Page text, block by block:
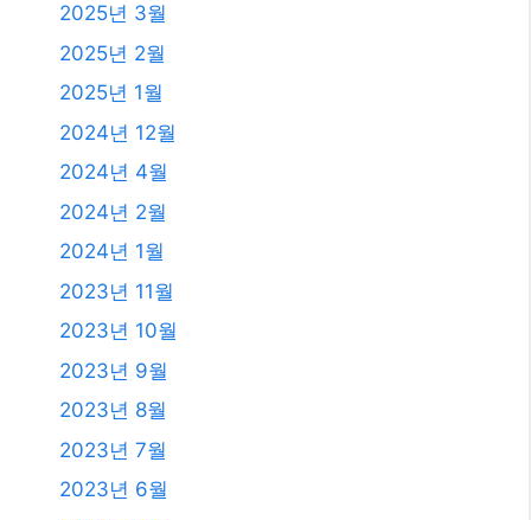
2025년 3월
2025년 2월
2025년 1월
2024년 12월
2024년 4월
2024년 2월
2024년 1월
2023년 11월
2023년 10월
2023년 9월
2023년 8월
2023년 7월
2023년 6월